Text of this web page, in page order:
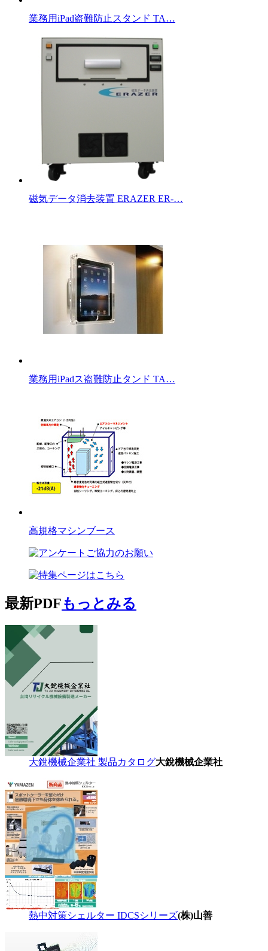
業務用iPad盗難防止スタンド TA…
磁気データ消去装置 ERAZER ER-…
業務用iPadス盗難防止タンド TA…
高規格マシンブース
最新PDFもっとみる
大銳機械企業社 製品カタログ大銳機械企業社
熱中対策シェルター IDCSシリーズ(株)山善